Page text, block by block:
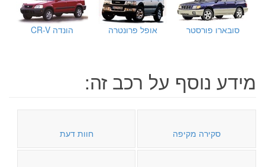
סובארו פורסטר אופל פרונטרה הונדה CR-V
מידע נוסף על רכב זה:
סקירה מקיפה חוות דעת